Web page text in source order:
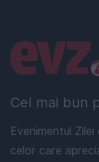
Cel mai bun
Evenimentul
celor care
Linkuri utile